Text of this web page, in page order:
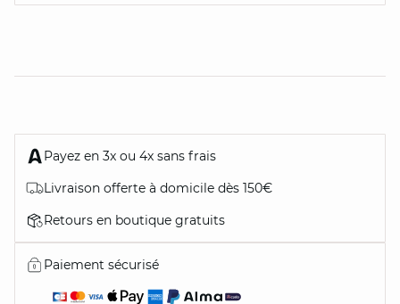
Payez en 3x ou 4x sans frais
Livraison offerte à domicile dès 150€
Retours en boutique gratuits
Paiement sécurisé